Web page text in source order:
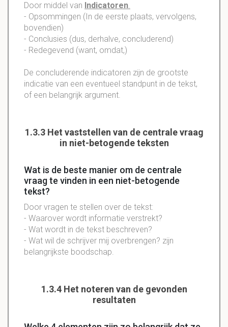
Door middel van Indicatoren.
- Opsommingen (In de eerste plaats, vervolgens,
bovendien)
- Conclusies (dus, derhalve, concluderend)
- Redegevend (want, omdat,)
De concluderende indicatoren zijn de grootste
indicatie van een eventueel standpunt in de tekst,
of een belangrijk argument.
1.3.3 Het vaststellen van de centrale vraag
in niet-betogende teksten
Wat is de beste manier om de centrale
vraag te vinden in een niet-betogende
tekst?
Door vragen te stellen over de tekst:
- Waarover wordt informatie verstrekt?
- Wat wordt in de tekst beschreven?
- Wat wil de schrijver mij overbrengen? zijn
belangrijkste boodschap.
1.3.4 Het noteren van de gevonden
resultaten